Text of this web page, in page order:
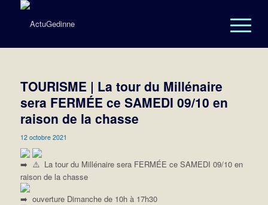
TOURISME | La tour du Millénaire
sera FERMÉE ce SAMEDI 09/10 en
raison de la chasse
12 octobre 2021
La tour du Millénaire sera FERMÉE ce SAMEDI 09/10 en
raison de la chasse
ouverture Dimanche de 10h à 17h30